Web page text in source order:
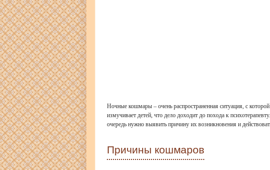
​Ночные кошмары – очень распространенная ситуация, с
измучивает детей, что дело доходит до похода к
очередь нужно выявить причину их возникновения и
Причины кошмаров